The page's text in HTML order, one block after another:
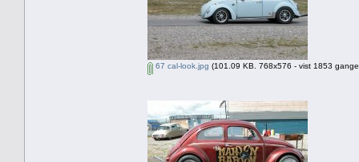
67 cal-look.jpg (101.09 KB. 768x576 - vist 1853